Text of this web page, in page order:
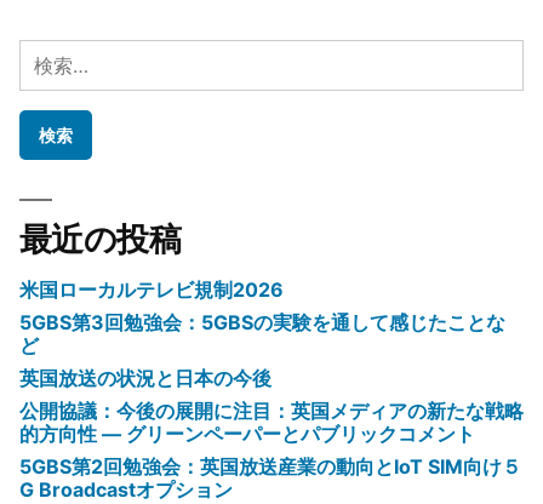
検
索:
最近の投稿
米国ローカルテレビ規制2026
5GBS第3回勉強会：5GBSの実験を通して感じたことな
ど
英国放送の状況と日本の今後
公開協議：今後の展開に注目：英国メディアの新たな戦略
的方向性 ― グリーンペーパーとパブリックコメント
5GBS第2回勉強会：英国放送産業の動向とIoT SIM向け５
G Broadcastオプション